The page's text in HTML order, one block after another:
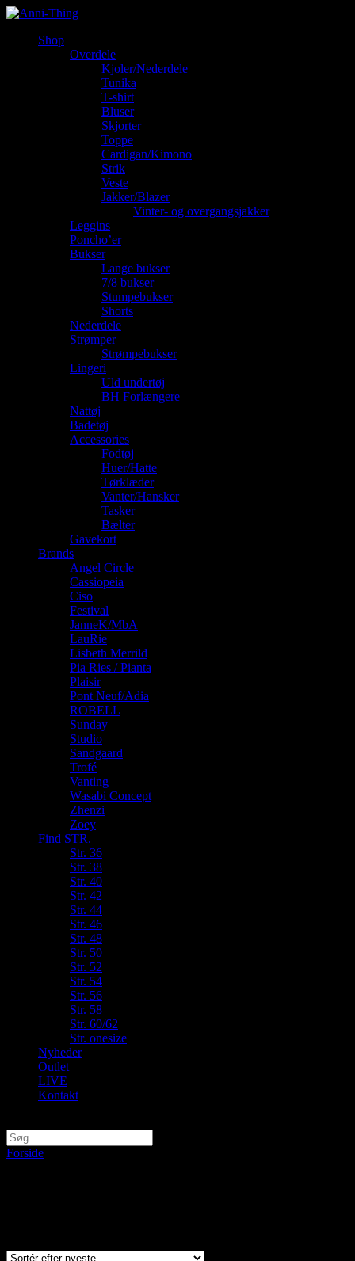
Shop
Overdele
Kjoler/Nederdele
Tunika
T-shirt
Bluser
Skjorter
Toppe
Cardigan/Kimono
Strik
Veste
Jakker/Blazer
Vinter- og overgangsjakker
Leggins
Poncho’er
Bukser
Lange bukser
7/8 bukser
Stumpebukser
Shorts
Nederdele
Strømper
Strømpebukser
Lingeri
Uld undertøj
BH Forlængere
Nattøj
Badetøj
Accessories
Fodtøj
Huer/Hatte
Tørklæder
Vanter/Hansker
Tasker
Bælter
Gavekort
Brands
Angel Circle
Cassiopeia
Ciso
Festival
JanneK/MbA
LauRie
Lisbeth Merrild
Pia Ries / Pianta
Plaisir
Pont Neuf/Adia
ROBELL
Sunday
Studio
Sandgaard
Trofé
Vanting
Wasabi Concept
Zhenzi
Zoey
Find STR.
Str. 36
Str. 38
Str. 40
Str. 42
Str. 44
Str. 46
Str. 48
Str. 50
Str. 52
Str. 54
Str. 56
Str. 58
Str. 60/62
Str. onesize
Nyheder
Outlet
LIVE
Kontakt
Forside